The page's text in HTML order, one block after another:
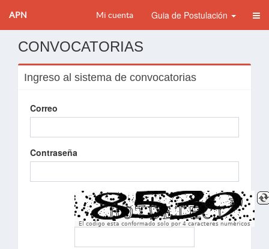
APN Mi cuenta Guia de Postulación
CONVOCATORIAS
Ingreso al sistema de convocatorias
Correo
Contraseña
El codigo esta conformado solo por 4 caracteres numèricos